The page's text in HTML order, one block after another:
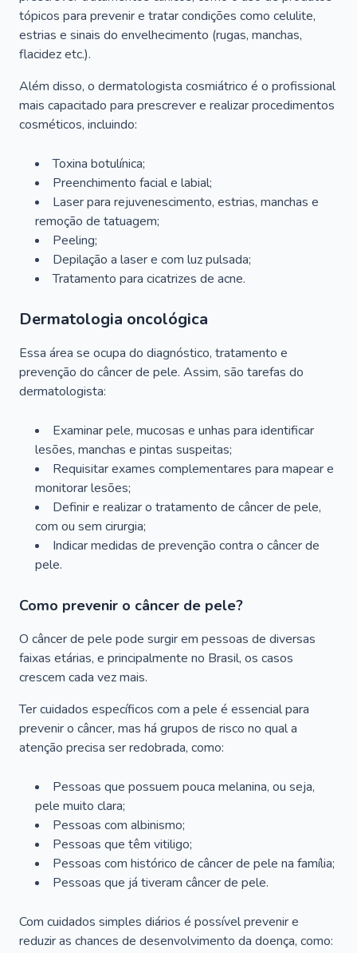
tópicos para prevenir e tratar condições como celulite,
estrias e sinais do envelhecimento (rugas, manchas,
flacidez etc.).
Além disso, o dermatologista cosmiátrico é o profissional
mais capacitado para prescrever e realizar procedimentos
cosméticos, incluindo:
Toxina botulínica;
Preenchimento facial e labial;
Laser para rejuvenescimento, estrias, manchas e
remoção de tatuagem;
Peeling;
Depilação a laser e com luz pulsada;
Tratamento para cicatrizes de acne.
Dermatologia oncológica
Essa área se ocupa do diagnóstico, tratamento e
prevenção do câncer de pele. Assim, são tarefas do
dermatologista:
Examinar pele, mucosas e unhas para identificar
lesões, manchas e pintas suspeitas;
Requisitar exames complementares para mapear e
monitorar lesões;
Definir e realizar o tratamento de câncer de pele,
com ou sem cirurgia;
Indicar medidas de prevenção contra o câncer de
pele.
Como prevenir o câncer de pele?
O câncer de pele pode surgir em pessoas de diversas
faixas etárias, e principalmente no Brasil, os casos
crescem cada vez mais.
Ter cuidados específicos com a pele é essencial para
prevenir o câncer, mas há grupos de risco no qual a
atenção precisa ser redobrada, como:
Pessoas que possuem pouca melanina, ou seja,
pele muito clara;
Pessoas com albinismo;
Pessoas que têm vitiligo;
Pessoas com histórico de câncer de pele na família;
Pessoas que já tiveram câncer de pele.
Com cuidados simples diários é possível prevenir e
reduzir as chances de desenvolvimento da doença, como: